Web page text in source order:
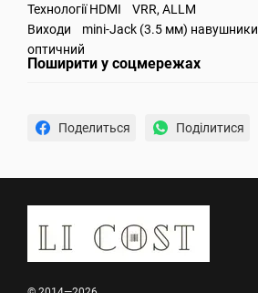
Технології HDMI VRR, ALLM
Виходи mini-Jack (3.5 мм) навушники
оптичний
Поширити у соцмережах
Поделиться Поділитися